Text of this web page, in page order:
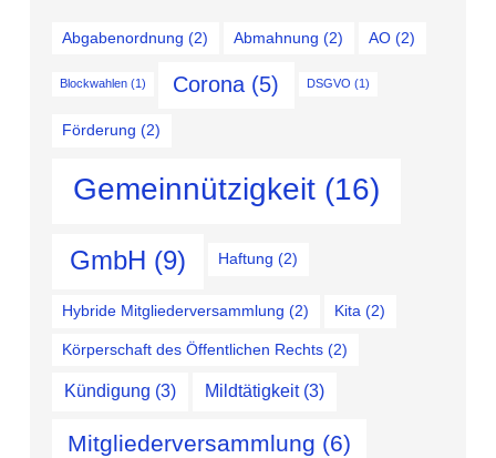
Abgabenordnung (2) Abmahnung (2) AO (2)
Blockwahlen (1) Corona (5) DSGVO (1)
Förderung (2)
Gemeinnützigkeit(16)
GmbH (9) Haftung (2)
Hybride Mitgliederversammlung (2) Kita (2)
Körperschaft des Öffentlichen Rechts (2)
Kündigung (3) Mildtätigkeit(3)
Mitgliederversammlung (6)